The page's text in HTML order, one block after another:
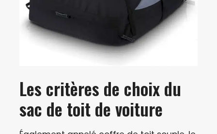
Les critères de choix du
sac de toit de voiture